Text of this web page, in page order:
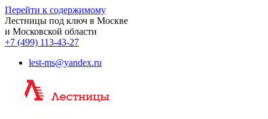
Перейти к содержимому
Лестницы под ключ в Москве
и Московской области
+7 (499) 113-43-27
lest-ms@yandex.ru